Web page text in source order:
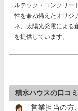
ルテック・コンクリー
性を兼ね備えたオリジ
ネ、太陽光発電による
を提供しています。
積水ハウスの口コ
営業担当の方